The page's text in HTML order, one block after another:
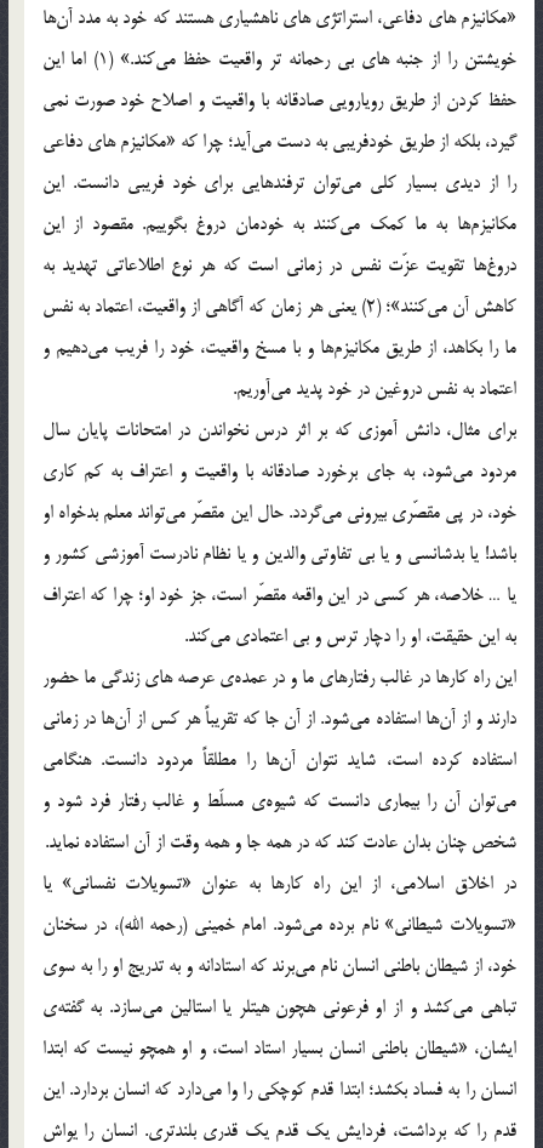
«مکانیزم های دفاعی، استراتژی های ناهشیاری هستند که خود به مدد آن‌ها
خویشتن را از جنبه های بی رحمانه تر واقعیت حفظ می‌کند.» (1) اما این
حفظ کردن از طریق رویارویی صادقانه با واقعیت و اصلاح خود صورت نمی
گیرد، بلکه از طریق خودفریبی به دست می‌آید؛ چرا که «مکانیزم های دفاعی
را از دیدی بسیار کلی می‌توان ترفندهایی برای خود فریبی دانست. این
مکانیزم‌ها به ما کمک می‌کنند به خودمان دروغ بگوییم. مقصود از این
دروغ‌ها تقویت عزّت نفس در زمانی است که هر نوع اطلاعاتی تهدید به
کاهش آن می‌کنند»؛ (2) یعنی هر زمان که آگاهی از واقعیت، اعتماد به نفس
ما را بکاهد، از طریق مکانیزم‌ها و با مسخ واقعیت، خود را فریب می‌دهیم و
اعتماد به نفس دروغین در خود پدید می‌آوریم.
برای مثال، دانش آموزی که بر اثر درس نخواندن در امتحانات پایان سال
مردود می‌شود، به جای برخورد صادقانه با واقعیت و اعتراف به کم کاری
خود، در پی مقصّری بیرونی می‌گردد. حال این مقصّر می‌تواند معلم بدخواه او
باشد! یا بدشانسی و یا بی تفاوتی والدین و یا نظام نادرست آموزشی کشور و
یا … خلاصه، هر کسی در این واقعه مقصّر است، جز خود او؛ چرا که اعتراف
به این حقیقت، او را دچار ترس و بی اعتمادی می‌کند.
این راه کارها در غالب رفتارهای ما و در عمده‌ی عرصه های زندگی ما حضور
دارند و از آن‌ها استفاده می‌شود. از آن جا که تقریباً هر کس از آن‌ها در زمانی
استفاده کرده است، شاید نتوان آن‌ها را مطلقاً مردود دانست. هنگامی
می‌توان آن را بیماری دانست که شیوه‌ی مسلّط و غالب رفتار فرد شود و
شخص چنان بدان عادت کند که در همه جا و همه وقت از آن استفاده نماید.
در اخلاق اسلامی، از این راه کارها به عنوان «تسویلات نفسانی» یا
«تسویلات شیطانی» نام برده می‌شود. امام خمینی (رحمه الله)، در سخنان
خود، از شیطان باطنی انسان نام می‌برند که استادانه و به تدریج او را به سوی
تباهی می‌کشد و از او فرعونی هچون هیتلر یا استالین می‌سازد. به گفته‌ی
ایشان، «شیطان باطنی انسان بسیار استاد است، و او همچو نیست که ابتدا
انسان را به فساد بکشد؛ ابتدا قدم کوچکی را وا می‌دارد که انسان بردارد. این
قدم را که برداشت، فردایش یک قدم یک قدری بلندتری. انسان را یواش